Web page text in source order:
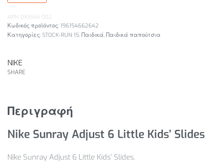
MPN: DX5545 002
196154662642
Κατηγορίες: STOCK-RUN 15, Παιδικά, Παιδικά παπούτσια
NIKE
SHARE
Περιγραφή
Nike Sunray Adjust 6 Little Kids’ Slides
Nike Sunray Adjust 6 Little Kids’ Slides.